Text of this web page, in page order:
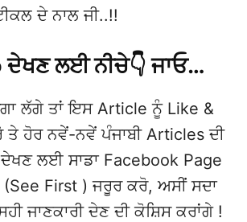
ਦੇ ਨਾਲ ਜੀ..!!
ਦੇਖਣ ਲਈ ਨੀਚੇ👇 ਜਾਓ…
ਲੱਗੇ ਤਾਂ ਇਸ Article ਨੂੰ Like &
ਤੇ ਹੋਰ ਨਵੇਂ-ਨਵੇਂ ਪੰਜਾਬੀ Articles ਦੀ
ਲਈ ਸਾਡਾ Facebook Page
First ) ਜਰੂਰ ਕਰੋ, ਅਸੀਂ ਸਦਾ
ਜਾਣਕਾਰੀ ਦੇਣ ਦੀ ਕੋਸ਼ਿਸ ਕਰਾਂਗੇ !